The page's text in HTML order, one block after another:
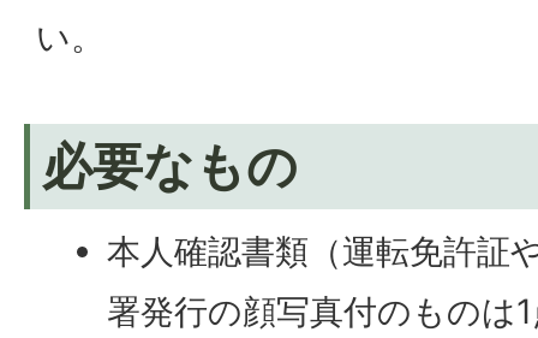
い。
必要なもの
本人確認書類（運転免許証
署発行の顔写真付のものは